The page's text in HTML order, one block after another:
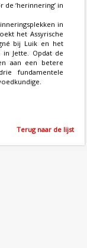
de ‘herinnering’ in
in
het Assyrische
bij Luik en het
in Jette. Opdat de
aan een betere
fundamentele
Terug naar de lijst